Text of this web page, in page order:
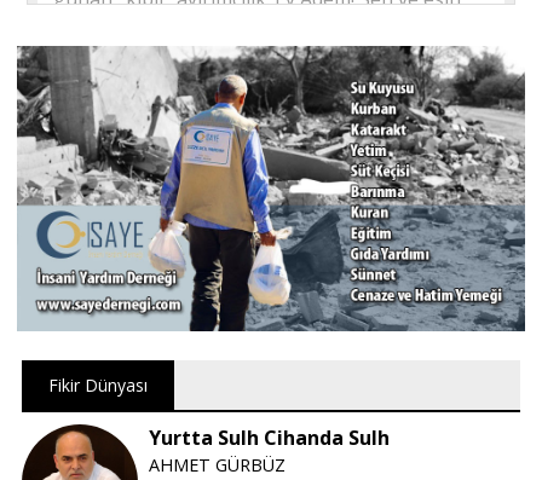
yiyeceklerden) dilediğiniz yerden bol bol yeyin.
Ve bu ağaca yaklaşmayın yoksa zalimlerden
olursunuz.” Bakara 35 ayet Adem-i cenneten
çıkaran günah ise Allah'ın emirindan çıkmak.
Bakra süresi çok önemli şeyler anlatıyor. Yavuz
amca çok güzel yazmışsiniz ellerine sağlık
E. Can | 23.06.2018 16:25
Yüreğine sağlık Allah razı olsun Rabbim
hakkımızda hayırlısını nasip etsin
A. Balun |
Paranın, seküler sistemlerin tanrılaştırıldığı;
şeytan karşısında tercihe şayan görülen insanın
buharlaştığı yüzyıl. Mümin gönüller, şeytan
Fikir Dünyası
Yurtta Sulh Cihanda Sulh
AHMET GÜRBÜZ